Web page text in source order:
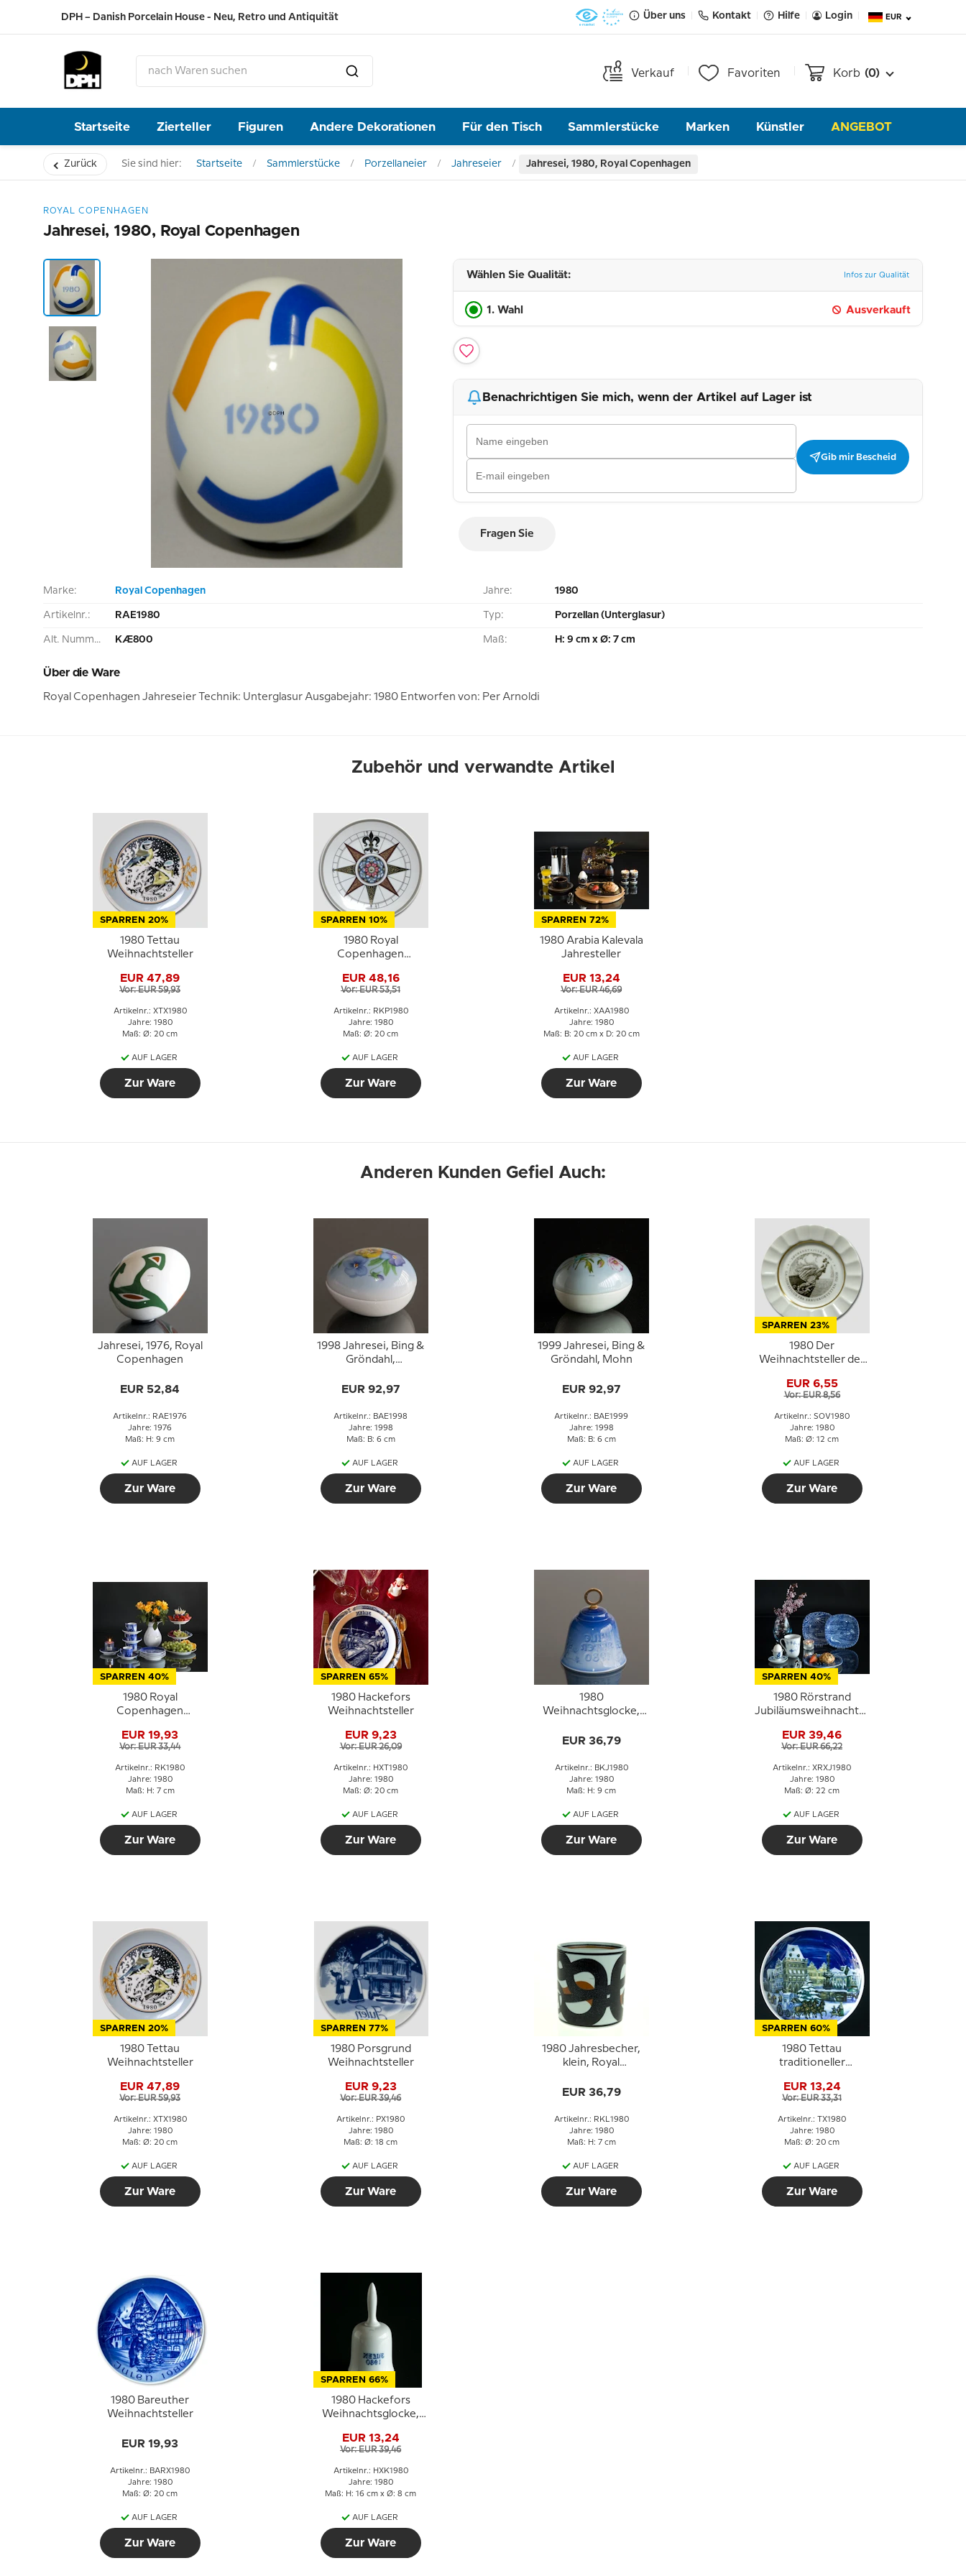
DPH – Danish Porcelain House - Neu, Retro und Antiquität Über uns Kontakt Hilfe Login EUR
Verkauf Favoriten Korb (0)
Startseite Zierteller Figuren Andere Dekorationen Für den Tisch Sammlerstücke Marken Künstler ANGEBOT
Zurück Sie sind hier: Startseite Sammlerstücke Porzellaneier Jahreseier Jahresei, 1980, Royal Copenhagen
ROYAL COPENHAGEN
Jahresei, 1980, Royal Copenhagen
Wählen Sie Qualität: Infos zur Qualität
1. Wahl Ausverkauft
Benachrichtigen Sie mich, wenn der Artikel auf Lager ist
Gib mir Bescheid
Fragen Sie
Marke: Royal Copenhagen
Artikelnr.: RAE1980
Alt. Nummer: KÆ800
Jahre: 1980
Typ: Porzellan (Unterglasur)
Maß: H: 9 cm x Ø: 7 cm
Über die Ware
Royal Copenhagen Jahreseier Technik: Unterglasur Ausgabejahr: 1980 Entworfen von: Per Arnoldi
Zubehör und verwandte Artikel
SPARREN 20%
1980 Tettau
Weihnachtsteller
EUR 47,89
Vor: EUR 59,93
Artikelnr.: XTX1980
Jahre: 1980
Maß: Ø: 20 cm
AUF LAGER
Zur Ware
SPARREN 10%
1980 Royal
Copenhagen
Kompass von König
Christian IV 1595
EUR 48,16
Vor: EUR 53,51
Artikelnr.: RKP1980
Jahre: 1980
Maß: Ø: 20 cm
AUF LAGER
Zur Ware
SPARREN 72%
1980 Arabia Kalevala
Jahresteller
EUR 13,24
Vor: EUR 46,69
Artikelnr.: XAA1980
Jahre: 1980
Maß: B: 20 cm x D: 20 cm
AUF LAGER
Zur Ware
Anderen Kunden Gefiel Auch:
Jahresei, 1976, Royal
Copenhagen
EUR 52,84
Artikelnr.: RAE1976
Jahre: 1976
Maß: H: 9 cm
AUF LAGER
Zur Ware
1998 Jahresei, Bing &
Gröndahl,
EUR 92,97
Artikelnr.: BAE1998
Jahre: 1998
Maß: B: 6 cm
AUF LAGER
Zur Ware
1999 Jahresei, Bing &
Gröndahl, Mohn
EUR 92,97
Artikelnr.: BAE1999
Jahre: 1998
Maß: B: 6 cm
AUF LAGER
Zur Ware
SPARREN 23%
1980 Der
Weihnachtsteller der
Copenhagen
EUR 6,55
Vor: EUR 8,56
Artikelnr.: SOV1980
Jahre: 1980
Maß: Ø: 12 cm
AUF LAGER
Zur Ware
SPARREN 40%
1980 Royal
Copenhagen
Weihnachtsbaum
nach Hause bringen
EUR 19,93
Vor: EUR 33,44
Artikelnr.: RK1980
Jahre: 1980
Maß: H: 7 cm
AUF LAGER
Zur Ware
SPARREN 65%
1980 Hackefors
Weihnachtsteller
EUR 9,23
Vor: EUR 26,09
Artikelnr.: HXT1980
Jahre: 1980
Maß: Ø: 20 cm
AUF LAGER
Zur Ware
1980
Weihnachtsglocke,
EUR 36,79
Artikelnr.: BKJ1980
Jahre: 1980
Maß: H: 9 cm
AUF LAGER
Zur Ware
SPARREN 40%
1980 Rörstrand
Jubiläumsweihnachtsteller
EUR 39,46
Vor: EUR 66,22
Artikelnr.: XRXJ1980
Jahre: 1980
Maß: Ø: 22 cm
AUF LAGER
Zur Ware
SPARREN 20%
1980 Tettau
Weihnachtsteller
EUR 47,89
Vor: EUR 59,93
Artikelnr.: XTX1980
Jahre: 1980
Maß: Ø: 20 cm
AUF LAGER
Zur Ware
SPARREN 77%
1980 Porsgrund
Weihnachtsteller
EUR 9,23
Vor: EUR 39,46
Artikelnr.: PX1980
Jahre: 1980
Maß: Ø: 18 cm
AUF LAGER
Zur Ware
1980 Jahresbecher,
klein, Royal
EUR 36,79
Artikelnr.: RKL1980
Jahre: 1980
Maß: H: 7 cm
AUF LAGER
Zur Ware
SPARREN 60%
1980 Tettau
traditioneller
EUR 13,24
Vor: EUR 33,31
Artikelnr.: TX1980
Jahre: 1980
Maß: Ø: 20 cm
AUF LAGER
Zur Ware
1980 Bareuther
Weihnachtsteller
EUR 19,93
Artikelnr.: BARX1980
Jahre: 1980
Maß: Ø: 20 cm
AUF LAGER
Zur Ware
SPARREN 66%
1980 Hackefors
Weihnachtsglocke,
EUR 13,24
Vor: EUR 39,46
Artikelnr.: HXK1980
Jahre: 1980
Maß: H: 16 cm x Ø: 8 cm
AUF LAGER
Zur Ware